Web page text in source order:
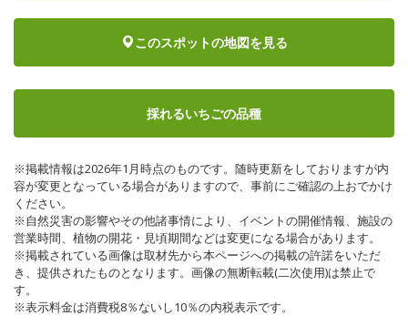
このスポットの地図を見る
採れるいちごの品種
※掲載情報は2026年1月時点のものです。随時更新をしておりますが内
容が変更となっている場合がありますので、事前にご確認の上おでかけ
ください。
※自然災害の影響やその他諸事情により、イベントの開催情報、施設の
営業時間、植物の開花・見頃期間などは変更になる場合があります。
※掲載されている画像は取材先から本ページへの掲載の許諾をいただ
き、提供されたものとなります。画像の無断転載(二次使用)は禁止で
す。
※表示料金は消費税8％ないし10％の内税表示です。